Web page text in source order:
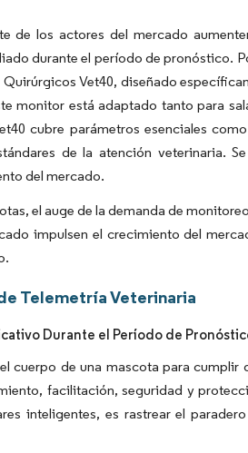
de los actores del mercado
durante el período de pronóstico.
Vet40, diseñado
monitor está adaptado tanto para
cubre parámetros esenciales
de la atención veterinaria.
del mercado.
el auge de la demanda de
impulsen el crecimiento del
Telemetría Veterinaria
Durante el Período de
cuerpo de una mascota para cumplir
facilitación, seguridad y
inteligentes, es rastrear el